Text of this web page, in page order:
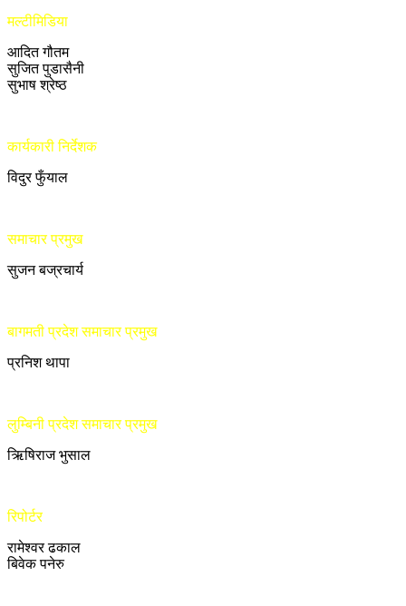
मल्टीमिडिया
आदित गौतम
सुजित पुडासैनी
सुभाष श्रेष्ठ
कार्यकारी निर्देशक
विदुर फुँयाल
समाचार प्रमुख
सुजन बज्रचार्य
बागमती प्रदेश समाचार प्रमुख
प्रनिश थापा
लुम्बिनी प्रदेश समाचार प्रमुख
ऋिषिराज भुसाल
रिपोर्टर
रामेश्वर ढकाल
बिवेक पनेरु